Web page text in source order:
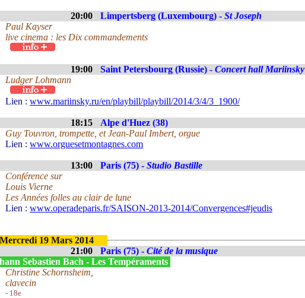
20:00 Limpertsberg (Luxembourg) - St Joseph
Paul Kayser
live cinema : les Dix commandements
19:00 Saint Petersbourg (Russie) - Concert hall Mariinsky
Ludger Lohmann
Lien : www.mariinsky.ru/en/playbill/playbill/2014/3/4/3_1900/
18:15 Alpe d'Huez (38)
Guy Touvron, trompette, et Jean-Paul Imbert, orgue
Lien : www.orguesetmontagnes.com
13:00 Paris (75) - Studio Bastille
Conférence sur
Louis Vierne
Les Années folles au clair de lune
Lien : www.operadeparis.fr/SAISON-2013-2014/Convergences#jeudis
19 Mars 2014
21:00
Paris (75) - Cité de la musique
Sebastien Bach - Les Tempéraments
Christine Schornsheim,
clavecin
- 18e